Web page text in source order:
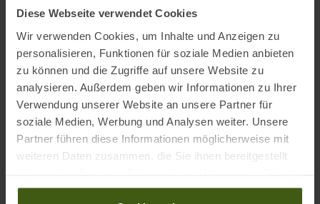
Diese Webseite verwendet Cookies
Wir verwenden Cookies, um Inhalte und Anzeigen zu
personalisieren, Funktionen für soziale Medien anbieten
zu können und die Zugriffe auf unsere Website zu
analysieren. Außerdem geben wir Informationen zu Ihrer
Verwendung unserer Website an unsere Partner für
soziale Medien, Werbung und Analysen weiter. Unsere
Partner führen diese Informationen möglicherweise mit
weiteren Daten zusammen, die Sie ihnen bereitgestellt
gesammelt haben.
Ein wasser- und schneeabweisendes Topsheet-Material, das die
Ansammlung von Schnee verhindert.
Paulownia-Kern
Lebendiges, flexibles Holz mit hervorragendem Verhältnis zwischen
Gewicht und Festigkeit.